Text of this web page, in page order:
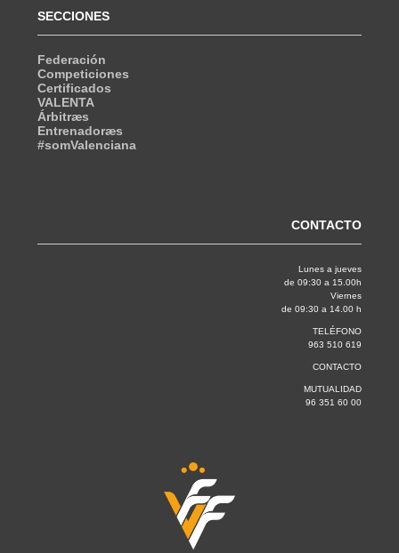
SECCIONES
Federación
Competiciones
Certificados
VALENTA
Árbitræs
Entrenadoræs
#somValenciana
CONTACTO
Lunes a jueves
de 09:30 a 15.00h
Viernes
de 09:30 a 14.00 h
TELÉFONO
963 510 619
CONTACTO
MUTUALIDAD
96 351 60 00